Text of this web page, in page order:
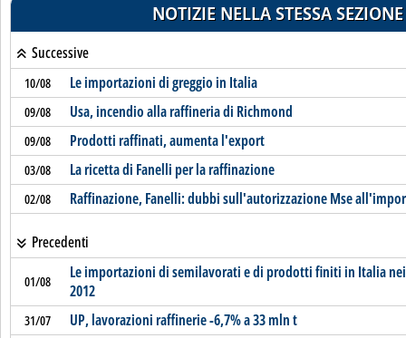
NOTIZIE NELLA STESSA SEZIONE
Successive
10/08 Le importazioni di greggio in Italia
09/08 Usa, incendio alla raffineria di Richmond
09/08 Prodotti raffinati, aumenta l'export
03/08 La ricetta di Fanelli per la raffinazione
02/08 Raffinazione, Fanelli: dubbi sull'autorizzazione Mse
Precedenti
01/08
Le importazioni di semilavorati e di prodotti finiti in Italia
2012
31/07 UP, lavorazioni raffinerie -6,7% a 33 mln t